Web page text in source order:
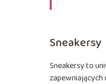
Sneakersy
Sneakersy to